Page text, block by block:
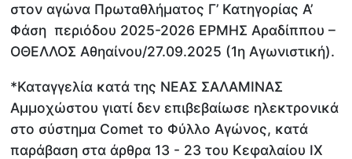
στον αγώνα Πρωταθλήματος Γ’ Κατηγορίας Α’
Φάση περιόδου 2025-2026 ΕΡΜΗΣ Αραδίππου –
ΟΘΕΛΛΟΣ Αθηαίνου/27.09.2025 (1η Αγωνιστική).
*Καταγγελία κατά της ΝΕΑΣ ΣΑΛΑΜΙΝΑΣ
Αμμοχώστου γιατί δεν επιβεβαίωσε ηλεκτρονικά
στο σύστημα Comet το Φύλλο Αγώνος, κατά
παράβαση στα άρθρα 13 - 23 του Κεφαλαίου ΙΧ